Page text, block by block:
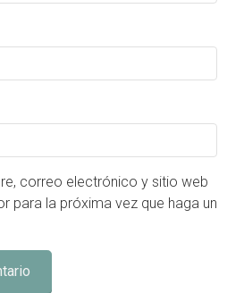
correo electrónico y sitio web
para la próxima vez que haga un